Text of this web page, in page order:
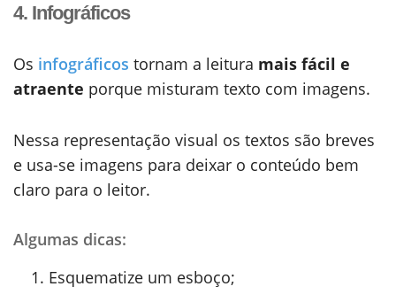
4. Infográficos
Os infográficos tornam a leitura mais fácil e
atraente porque misturam texto com imagens.
Nessa representação visual os textos são breves
e usa-se imagens para deixar o conteúdo bem
claro para o leitor.
Algumas dicas:
Esquematize um esboço;